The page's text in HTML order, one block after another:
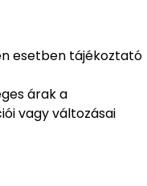
esetben tájékoztató
árak a
vagy változásai